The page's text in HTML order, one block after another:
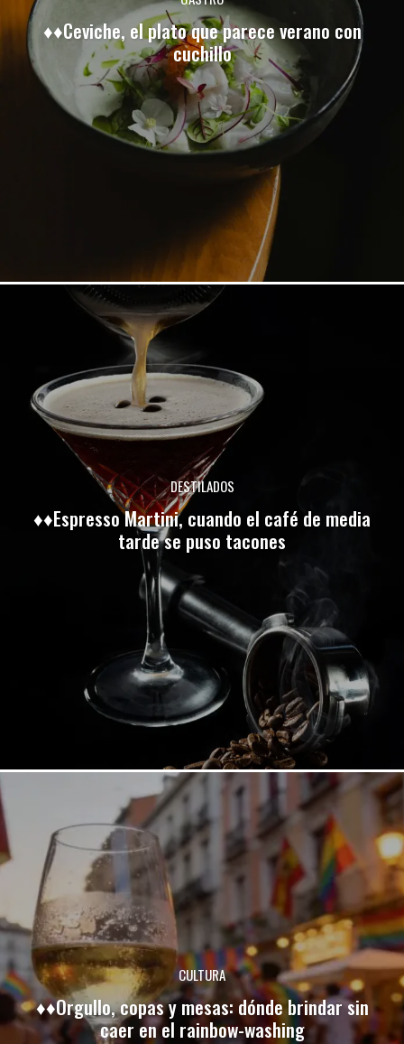
♦♦Ceviche, el plato que parece verano con
cuchillo
DESTILADOS
♦♦Espresso Martini, cuando el café de media
tarde se puso tacones
CULTURA
♦♦Orgullo, copas y mesas: dónde brindar sin
caer en el rainbow-washing